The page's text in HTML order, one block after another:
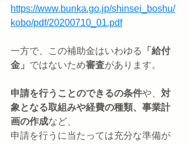
https://www.bunka.go.jp/shinsei_boshu/
kobo/pdf/20200710_01.pdf
一方で、この補助金はいわゆる
「給付
金」 ではないため審査があります。
申請を行うことのできるの条件や、 対
象となる取組みや経費の種類、事業計
画の作成など、
申請を行うに当たっては充分な準備が